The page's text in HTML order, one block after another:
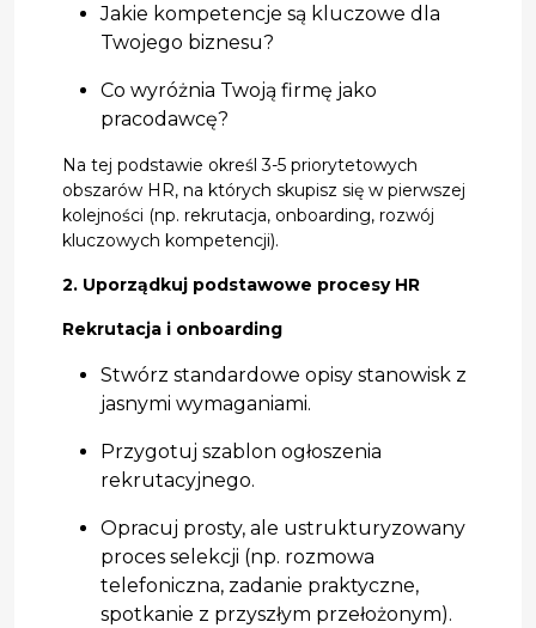
Jakie kompetencje są kluczowe dla
Twojego biznesu?
Co wyróżnia Twoją firmę jako
pracodawcę?
Na tej podstawie określ 3-5 priorytetowych
obszarów HR, na których skupisz się w pierwszej
kolejności (np. rekrutacja, onboarding, rozwój
kluczowych kompetencji).
2. Uporządkuj podstawowe procesy HR
Rekrutacja i onboarding
Stwórz standardowe opisy stanowisk z
jasnymi wymaganiami.
Przygotuj szablon ogłoszenia
rekrutacyjnego.
Opracuj prosty, ale ustrukturyzowany
proces selekcji (np. rozmowa
telefoniczna, zadanie praktyczne,
spotkanie z przyszłym przełożonym).